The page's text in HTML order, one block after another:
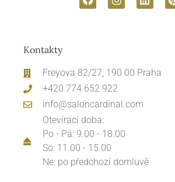
Kontakty
Freyova 82/27, 190 00 Praha
+420 774 652 922
info@saloncardinal.com
Otevírací doba:
Po - Pá: 9.00 - 18.00
So: 11.00 - 15.00
Ne: po předchozí domluvě